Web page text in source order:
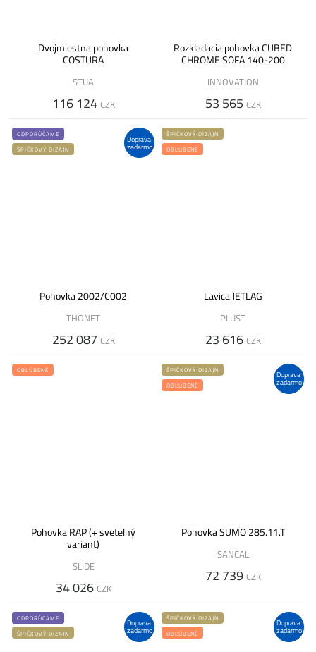
Dvojmiestna pohovka
COSTURA
STUA
116 124 CZK
Rozkladacia pohovka CUBED
CHROME SOFA 140-200
INNOVATION
53 565 CZK
Doprava
zadarmo
ODPORÚČAME
ŠPIČKOVÝ DIZAJN
Pohovka 2002/C002
THONET
252 087 CZK
ŠPIČKOVÝ DIZAJN
OBĽÚBENÉ
Lavica JETLAG
PLUST
23 616 CZK
OBĽÚBENÉ
Pohovka RAP (+ svetelný
variant)
SLIDE
34 026 CZK
Doprava
zadarmo
ŠPIČKOVÝ DIZAJN
OBĽÚBENÉ
Pohovka SUMO 285.11.T
SANCAL
72 739 CZK
Doprava
zadarmo
ODPORÚČAME
ŠPIČKOVÝ DIZAJN
Doprava
zadarmo
ŠPIČKOVÝ DIZAJN
OBĽÚBENÉ